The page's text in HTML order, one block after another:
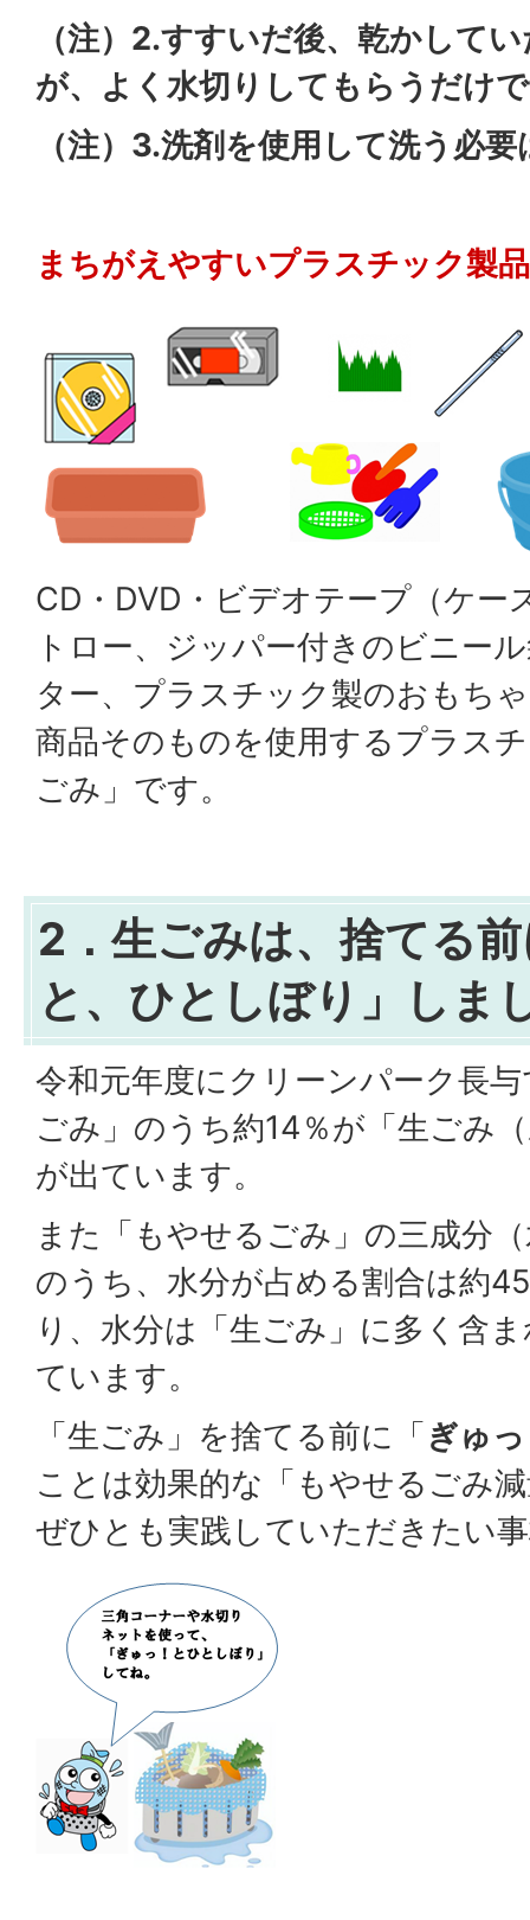
（注）2.すすいだ後、乾かして
が、よく水切りして もらうだけ
（注）3.洗剤を使用して洗う必
まちがえやすいプラスチック製
CD・DVD・ビデオテープ（ケー
トロー、ジッパー付きのビニー
ター、プラスチック製のおもち
商品そのものを使用するプラス
ごみ」です。
2．生ごみは、捨てる
と、ひとしぼり」しま
令和元年度にクリーンパーク長
ごみ」のうち約14％が「生ごみ
が出ています。
また「もやせるごみ」の三成分
のうち、水分が占める割合は約
り、水分は「生ごみ」に多く含
ています。
「生ごみ」を捨てる前に「ぎゅ
ことは効果的な「もやせるごみ
ぜひとも実践していただきたい